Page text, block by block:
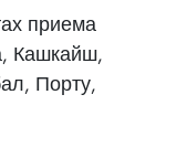
приема
Кашкайш,
Порту,